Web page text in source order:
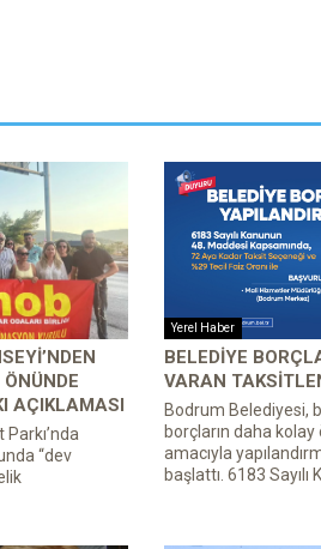
AÇIKLAMASI
“dev
Yerel Haber
BELEDIYE
VARAN
Bodrum Belediyesi,
borçların daha
amacıyla
başlattı. 6183 Sayılı